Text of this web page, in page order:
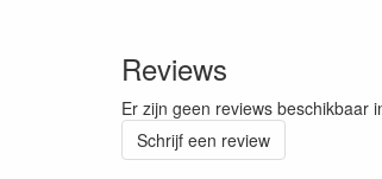
Reviews
Er zijn geen reviews beschikbaar
Schrijf een review